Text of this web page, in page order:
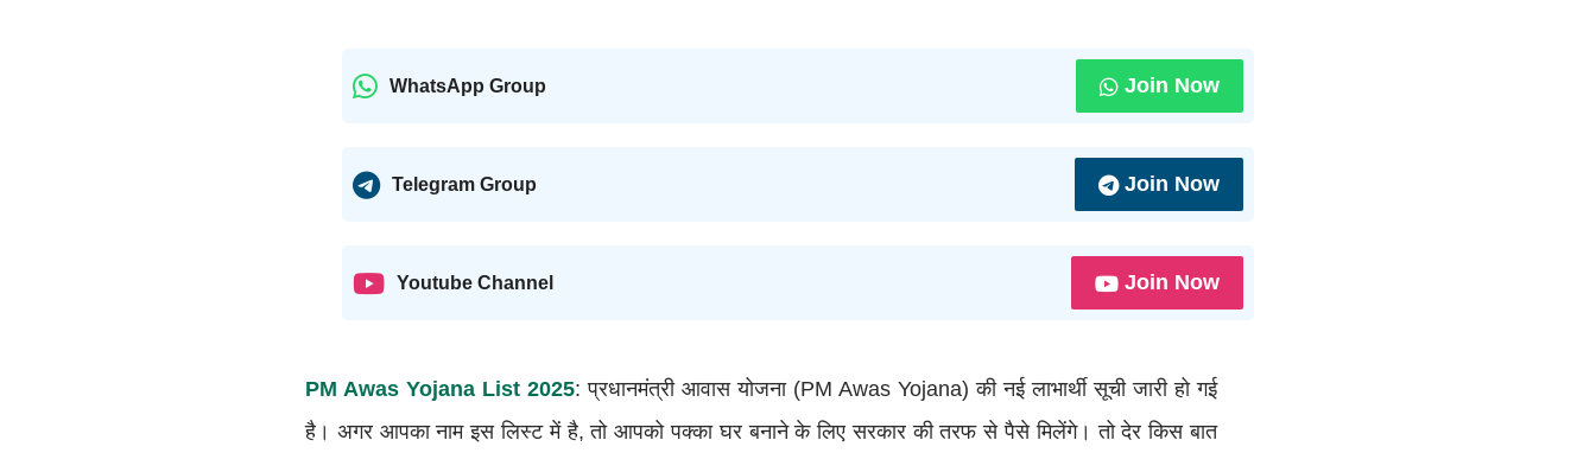
WhatsApp Group Join Now
Telegram Group Join Now
Youtube Channel Join Now
PM Awas Yojana List 2025: प्रधानमंत्री आवास योजना (PM Awas Yojana) की नई लाभार्थी सूची जारी हो गई
है। अगर आपका नाम इस लिस्ट में है, तो आपको पक्का घर बनाने के लिए सरकार की तरफ से पैसे मिलेंगे। तो देर किस बात